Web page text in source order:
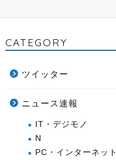
CATEGORY
ツイッター
ニュース速報
IT・デジモノ
N
PC・インターネット